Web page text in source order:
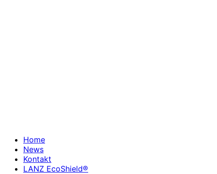
Home
News
Kontakt
LANZ EcoShield®